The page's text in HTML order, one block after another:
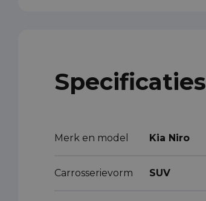
Specificaties
Merk en model Kia Niro
Carrosserievorm SUV